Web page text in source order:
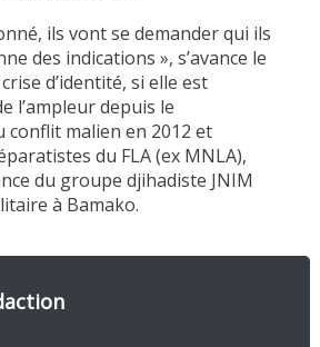
ils vont se demander qui ils
des indications », s’avance le
d’identité, si elle est
l’ampleur depuis le
conflit malien en 2012 et
du FLA (ex MNLA),
du groupe djihadiste JNIM
à Bamako.